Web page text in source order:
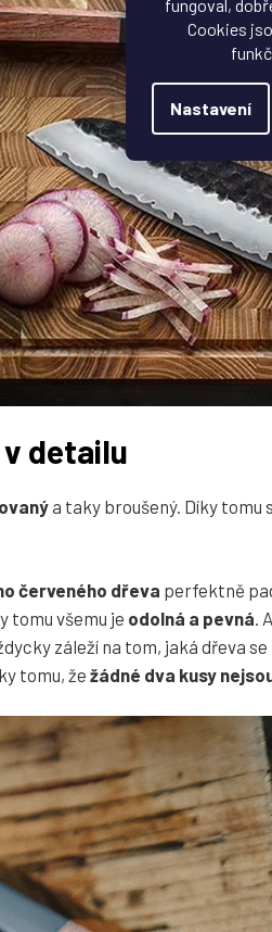
fungoval,
Cookies
Nastavení
detailu
a taky broušený. Díky tomu
červeného dřeva perfektně
tomu všemu je odolná a pevná .
záleží na tom, jaká dřeva
tomu, žežádné dva kusy